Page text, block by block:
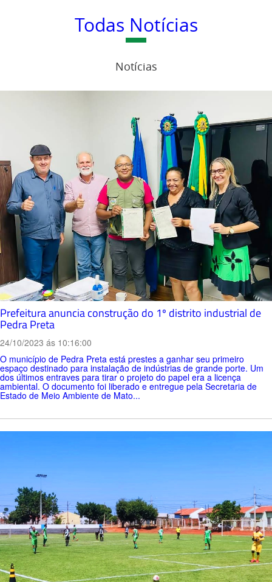
Todas Notícias
Notícias
Prefeitura anuncia construção do 1º distrito industrial de
Pedra Preta
24/10/2023 ás 10:16:00
O município de Pedra Preta está prestes a ganhar seu primeiro
espaço destinado para instalação de indústrias de grande porte. Um
dos últimos entraves para tirar o projeto do papel era a licença
ambiental. O documento foi liberado e entregue pela Secretaria de
Estado de Meio Ambiente de Mato...